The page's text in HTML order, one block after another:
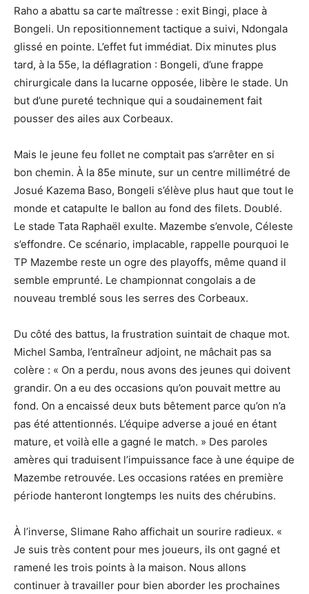
Raho a abattu sa carte maîtresse : exit Bingi, place à
Bongeli. Un repositionnement tactique a suivi, Ndongala
glissé en pointe. L’effet fut immédiat. Dix minutes plus
tard, à la 55e, la déflagration : Bongeli, d’une frappe
chirurgicale dans la lucarne opposée, libère le stade. Un
but d’une pureté technique qui a soudainement fait
pousser des ailes aux Corbeaux.
Mais le jeune feu follet ne comptait pas s’arrêter en si
bon chemin. À la 85e minute, sur un centre millimétré de
Josué Kazema Baso, Bongeli s’élève plus haut que tout le
monde et catapulte le ballon au fond des filets. Doublé.
Le stade Tata Raphaël exulte. Mazembe s’envole, Céleste
s’effondre. Ce scénario, implacable, rappelle pourquoi le
TP Mazembe reste un ogre des playoffs, même quand il
semble emprunté. Le championnat congolais a de
nouveau tremblé sous les serres des Corbeaux.
Du côté des battus, la frustration suintait de chaque mot.
Michel Samba, l’entraîneur adjoint, ne mâchait pas sa
colère : « On a perdu, nous avons des jeunes qui doivent
grandir. On a eu des occasions qu’on pouvait mettre au
fond. On a encaissé deux buts bêtement parce qu’on n’a
pas été attentionnés. L’équipe adverse a joué en étant
mature, et voilà elle a gagné le match. » Des paroles
amères qui traduisent l’impuissance face à une équipe de
Mazembe retrouvée. Les occasions ratées en première
période hanteront longtemps les nuits des chérubins.
À l’inverse, Slimane Raho affichait un sourire radieux. «
Je suis très content pour mes joueurs, ils ont gagné et
ramené les trois points à la maison. Nous allons
continuer à travailler pour bien aborder les prochaines